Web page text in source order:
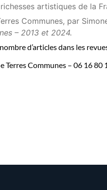
artistiques de la
Communes, par
– 2013 et 2024.
d’articles dans les
Communes – 06 16 80